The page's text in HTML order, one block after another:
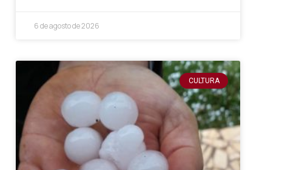
6 de agosto de 2026
CULTURA